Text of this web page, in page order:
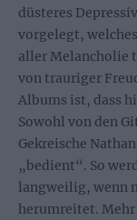
düsteres
vorgelegt,
aller Melancholie
von trauriger
Albums ist, dass
Sowohl von den
Gekreische
„bedient“. So
langweilig, wenn
herumreitet.